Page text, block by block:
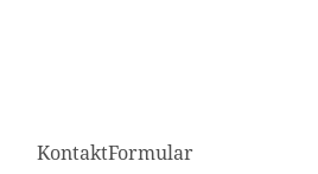
KontaktFormular